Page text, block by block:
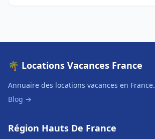
🌴 Locations Vacances France
Annuaire des locations vacances en France.
Blog →
Région Hauts De France